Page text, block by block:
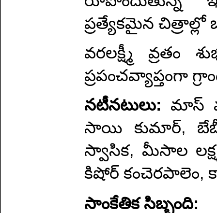
ప్రత్యేకమైన
వరలక్ష్మీ వ్రతం
ప్రపంచవ్యాప్తంగా
నటీనటులు: మాస్
సాయి కుమార్, బేబీ
స్వాసిక, మీసాల
కిషోర్ కంచెరపాలెం,
సాంకేతిక సిబ్బంది: